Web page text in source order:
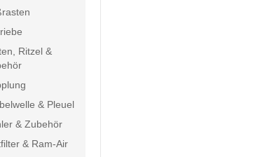
Ritzel &
& Pleuel
& Zubehör
& Ram-Air